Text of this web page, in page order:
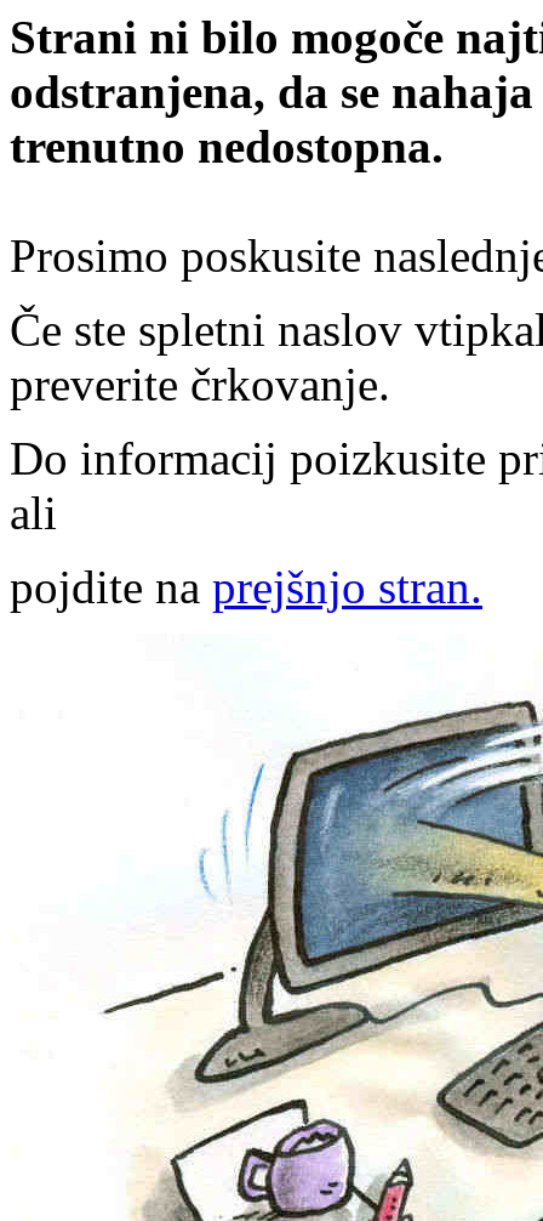
Strani ni bilo mogoče
odstranjena, da se
trenutno nedostopna.
Prosimo poskusite
Če ste spletni naslov
preverite črkovanje.
Do informacij poizkusite
ali
pojdite na prejšnjo stran.